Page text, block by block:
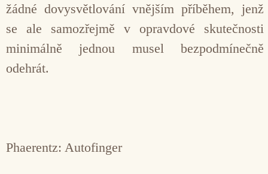
žádné dovysvětlování vnějším příběhem, jenž
se ale samozřejmě v opravdové skutečnosti
minimálně jednou musel bezpodmínečně
odehrát.
Phaerentz: Autofinger